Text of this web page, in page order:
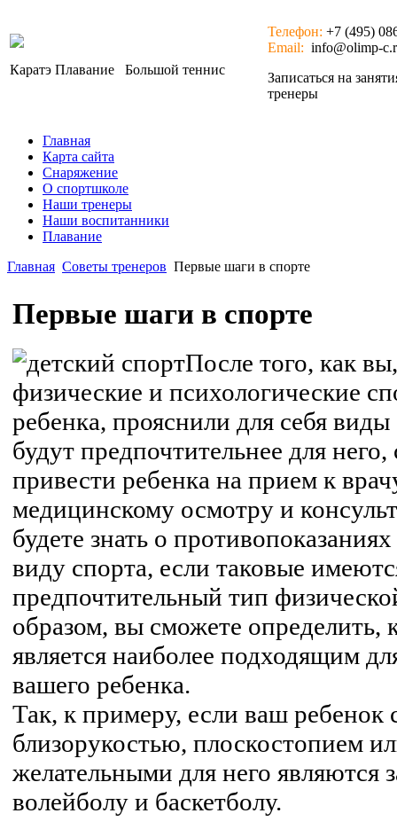
Каратэ Плавание Большой теннис
Телефон: +7 (495)
Email: info@olimp-
Записаться на
тренеры
Главная
Карта сайта
Снаряжение
О спортшколе
Наши тренеры
Наши воспитанники
Плавание
Главная Советы тренеров Первые шаги в спорте
Первые шаги в спорте
После того, как
физические и психологические
ребенка, прояснили для себя
будут предпочтительнее для
привести ребенка на прием к
медицинскому осмотру и
будете знать о
виду спорта, если таковые
предпочтительный тип
образом, вы сможете определить,
является наиболее подходящим
вашего ребенка.
Так, к примеру, если ваш ребенок
близорукостью, плоскостопием
желательными для него являются
волейболу и баскетболу.